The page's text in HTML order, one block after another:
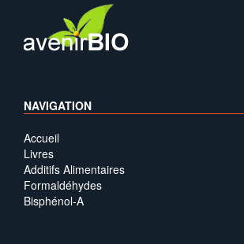
NAVIGATION
Accueil
Livres
Additifs Alimentaires
Formaldéhydes
Bisphénol-A